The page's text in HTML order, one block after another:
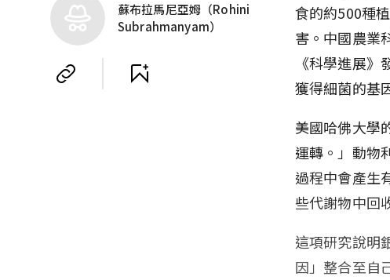
蘇布拉馬尼亞姆（Rohini
Subrahmanyam）
食的約500種
害。中國農業
《科學進展》
獲得細菌的基
美國哈佛大學
運轉。」動物
過程中會產生
些代謝物中回
這項研究說明
因」整合至自